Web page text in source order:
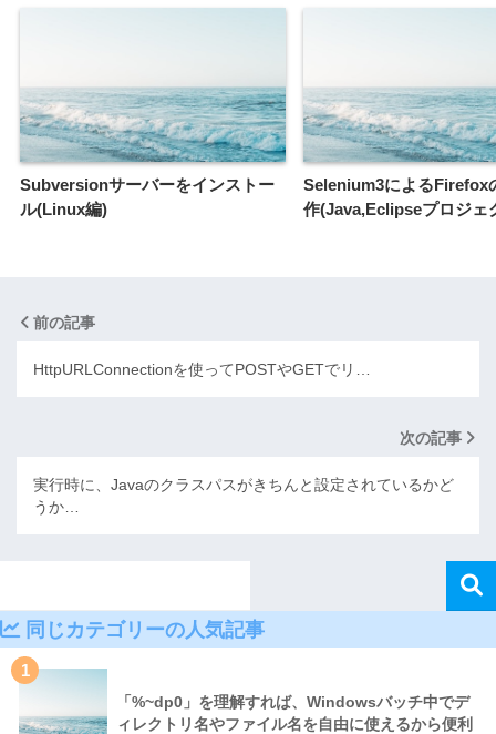
Subversionサーバーをインストー
ル(Linux編)
Selenium3によるFirefox
作(Java,Eclipseプロジェ
前の記事
HttpURLConnectionを使ってPOSTやGETでリ…
次の記事
実行時に、Javaのクラスパスがきちんと設定されているかど
うか…
同じカテゴリーの人気記事
1
「%~dp0」を理解すれば、Windowsバッチ中でデ
ィレクトリ名やファイル名を自由に使えるから便利